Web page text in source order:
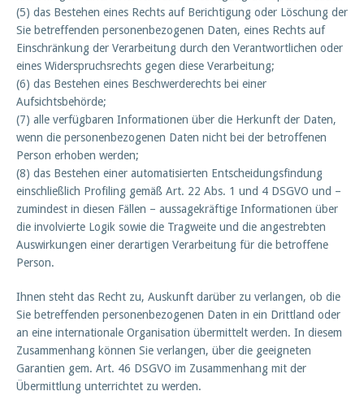
(5) das Bestehen eines Rechts auf Berichtigung oder Löschung der
Sie betreffenden personenbezogenen Daten, eines Rechts auf
Einschränkung der Verarbeitung durch den Verantwortlichen oder
eines Widerspruchsrechts gegen diese Verarbeitung;
(6) das Bestehen eines Beschwerderechts bei einer
Aufsichtsbehörde;
(7) alle verfügbaren Informationen über die Herkunft der Daten,
wenn die personenbezogenen Daten nicht bei der betroffenen
Person erhoben werden;
(8) das Bestehen einer automatisierten Entscheidungsfindung
einschließlich Profiling gemäß Art. 22 Abs. 1 und 4 DSGVO und –
zumindest in diesen Fällen – aussagekräftige Informationen über
die involvierte Logik sowie die Tragweite und die angestrebten
Auswirkungen einer derartigen Verarbeitung für die betroffene
Person.
Ihnen steht das Recht zu, Auskunft darüber zu verlangen, ob die
Sie betreffenden personenbezogenen Daten in ein Drittland oder
an eine internationale Organisation übermittelt werden. In diesem
Zusammenhang können Sie verlangen, über die geeigneten
Garantien gem. Art. 46 DSGVO im Zusammenhang mit der
Übermittlung unterrichtet zu werden.